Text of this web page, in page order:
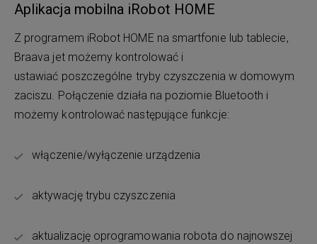
Aplikacja mobilna iRobot HOME
Z programem iRobot HOME na smartfonie lub tablecie,
Braava jet możemy kontrolować i
ustawiać poszczególne tryby czyszczenia w domowym
zaciszu. Połączenie działa na poziomie Bluetooth i
możemy kontrolować następujące funkcje:
włączenie/wyłączenie urządzenia
aktywację trybu czyszczenia
aktualizację oprogramowania robota do najnowszej